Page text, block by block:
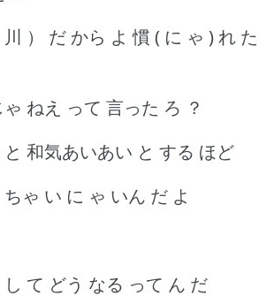
川 ） だ から よ 慣 ( に ゃ ) れ た
ねえ って 言った ろ ？
和気あいあい と する ほど
ゃ い に ゃ いん だ よ
て どう なる って ん だ